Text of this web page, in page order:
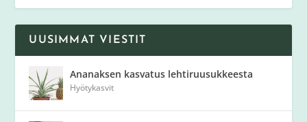
UUSIMMAT VIESTIT
Ananaksen kasvatus lehtiruusukkeesta
Hyötykasvit